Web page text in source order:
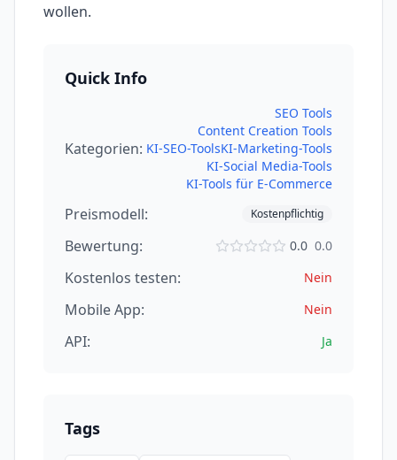
wollen.
Quick Info
Kategorien:
SEO Tools
Content Creation Tools
KI-SEO-ToolsKI-Marketing-Tools
KI-Social Media-Tools
KI-Tools für E-Commerce
Preismodell: Kostenpflichtig
Bewertung: 0.0 0.0
Kostenlos testen: Nein
Mobile App: Nein
API: Ja
Tags